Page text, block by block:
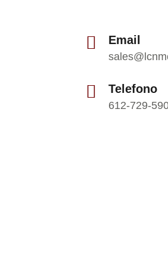
Email
Telefono
612-729-